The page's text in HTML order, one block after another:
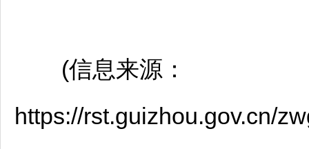
(信息来源：
https://rst.guizhou.gov.cn/